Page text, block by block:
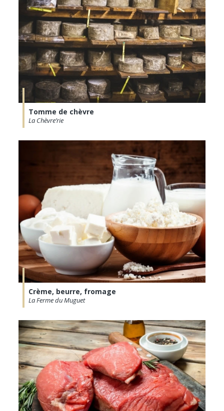
Tomme de chèvre
La Chèvre’rie
Crème, beurre, fromage
La Ferme du Muguet